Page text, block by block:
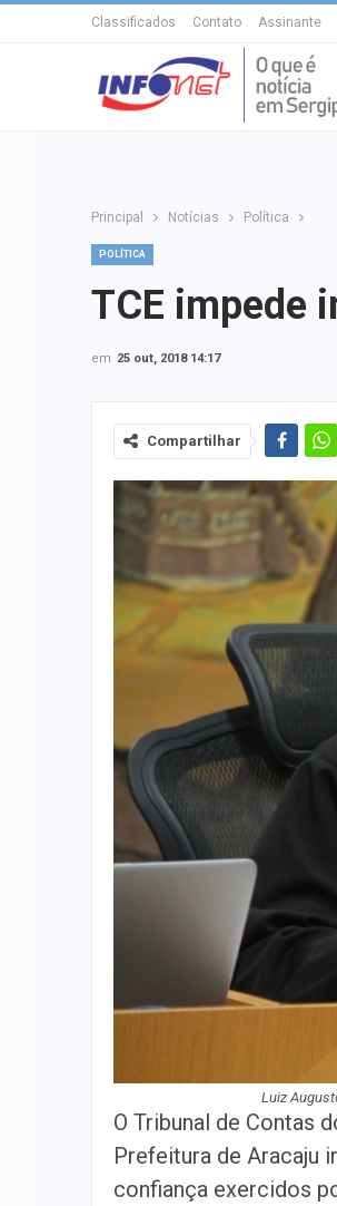
Classificados Contato Assinante
Principal Notícias Política
POLÍTICA
TCE impede
em 25 out, 2018 14:17
Compartilhar
Luiz
O Tribunal de Contas
Prefeitura de Aracaju
confiança exercidos